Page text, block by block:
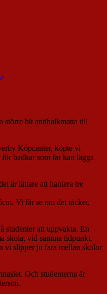
större bit antihalkmatta till
Köpcenter, köpte vi
badkar som far kan lägga
är lättare att hantera tre
Vi får se om det räcker.
studenter att uppvakta. En
skola, vid samma tidpunkt.
vi slipper ju fara mellan skolor
Och studenterna är